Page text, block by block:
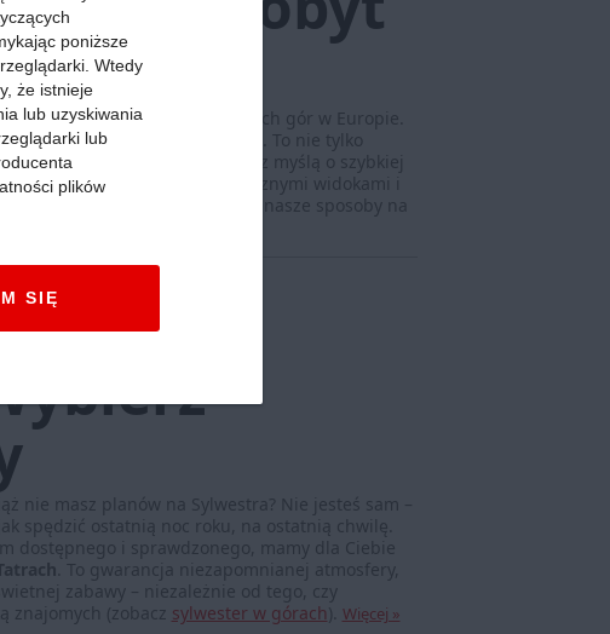
opinią jednych z najpiękniejszych gór w Europie.
na Podhale przez okrągły rok. To nie tylko
osób zmierza pod Tatry z myślą o szybkiej
czy dla nacieszenia się bajecznymi widokami i
Masz podobne plany? Poznaj nasze sposoby na
na
nie masz planów na Sylwestra? Nie jesteś sam –
spędzić ostatnią noc roku, na ostatnią chwilę.
dostępnego i sprawdzonego, mamy dla Ciebie
. To gwarancja niezapomnianej atmosfery,
zabawy – niezależnie od tego, czy
znajomych (zobacz sylwester w górach ). Więcej »
poniższe
Wtedy
że istnieje
lub uzyskiwania
lub
plików
SIĘ